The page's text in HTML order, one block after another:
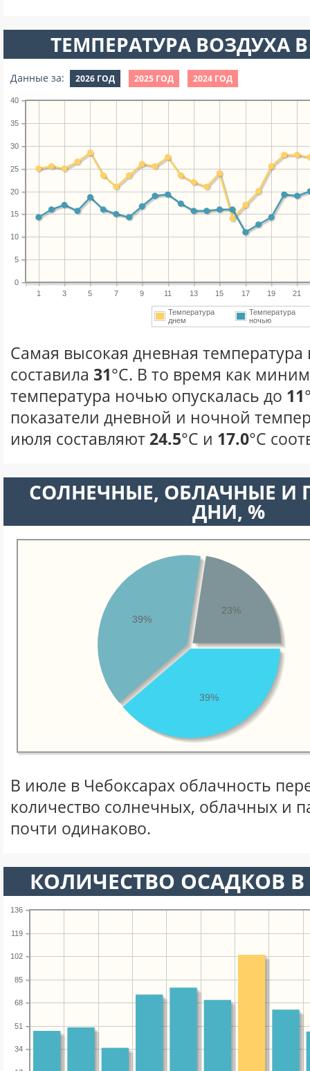
ТЕМПЕРАТУРА ВОЗДУХА
Данные за: 2026 ГОД 2025 ГОД 2024 ГОД
1 3 5 7 9 11 13 15 17 19 21
0
5
10
15
20
25
30
35
40
Температура
днем
Температура
ночью
Самая высокая дневная температура
составила 31°С. В то время как
температура ночью опускалась до 11
показатели дневной и ночной
июля составляют 24.5°С и 17.0°С
CОЛНЕЧНЫЕ, ОБЛАЧНЫЕ И
ДНИ, %
39%
39%
23%
В июле в Чебоксарах облачность
количество солнечных, облачных и
почти одинаково.
КОЛИЧЕСТВО ОСАДКОВ
34
51
68
85
102
119
136